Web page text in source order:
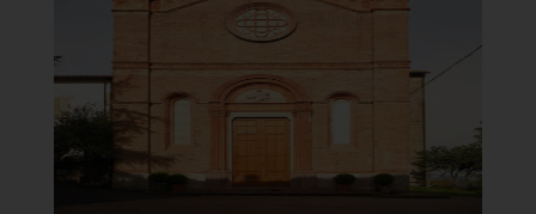
Chiesa
Clicca per ingrandire
]